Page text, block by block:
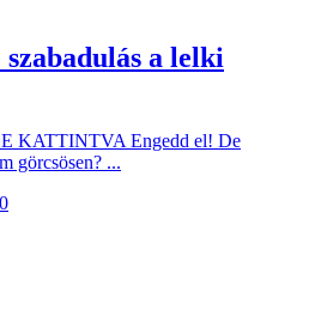
a lelki
KATTINTVA Engedd el! De
görcsösen? ...